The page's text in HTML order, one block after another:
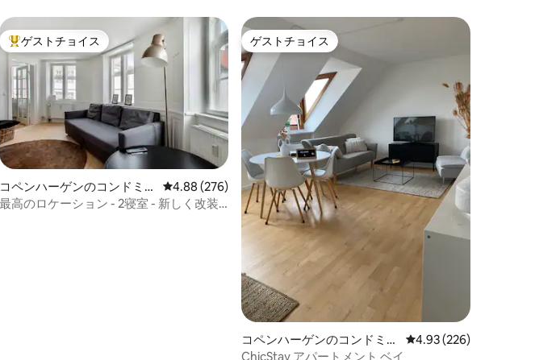
5つ星中4.85つ星の平均評価
大好評のゲストチョイスです。
ゲストチョイス
コペンハーゲンのコンドミニ
アム
レビュー276件、5つ星中4.88つ星の平均評価
4.88 (276)
最高のロケーション - 2寝室 - 新しく改装
ゲストチョイス
ゲストチョイス
コペンハーゲンのコンドミニ
アム
レビュー226件、5つ
4.93 (226)
ChicStay アパートメント ベイ